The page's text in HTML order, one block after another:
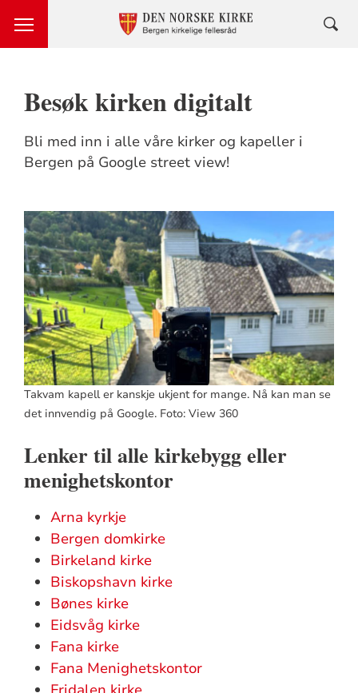
Besøk kirken digitalt
Bli med inn i alle våre kirker og kapeller i
Bergen på Google street view!
Takvam kapell er kanskje ukjent for mange. Nå kan man se
det innvendig på Google. Foto: View 360
Lenker til alle kirkebygg eller
menighetskontor
Arna kyrkje
Bergen domkirke
Birkeland kirke
Biskopshavn kirke
Bønes kirke
Eidsvåg kirke
Fana kirke
Fana Menighetskontor